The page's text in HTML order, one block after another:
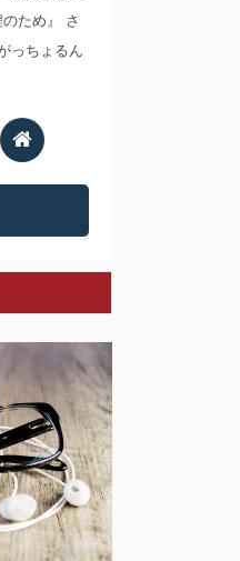
ため』 さ
っちょるん